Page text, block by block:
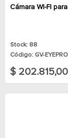
Cámara WI-FI
Stock: 88
Código: GV-EYEPRO
$ 202.815,00